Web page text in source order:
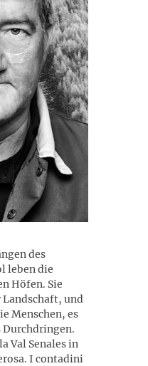
des
leben die
Höfen. Sie
Landschaft, und
Menschen, es
Val Senales in
I contadini